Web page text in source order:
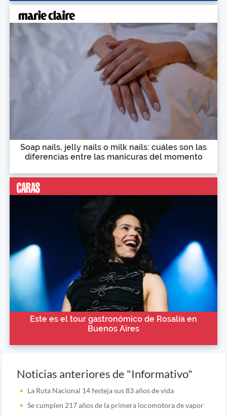
Soap nails, jelly nails o milk nails: cuáles son las
diferencias entre las manicuras del momento
Este es el tour gastronómico de Rosalía en
Buenos Aires
Noticias anteriores de "Informativo"
La Ruta Nacional 14 festeja sus 83 años de vida
Se cumplen 217 años de la primera locomotora de vapor